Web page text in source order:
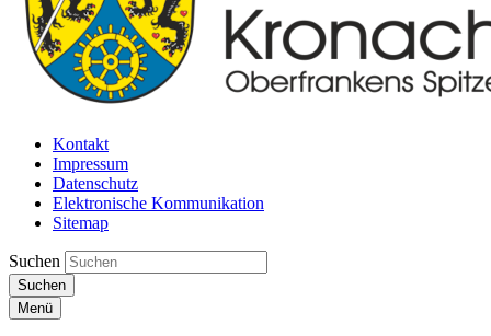
Kontakt
Impressum
Datenschutz
Elektronische Kommunikation
Sitemap
Suchen
Suchen
Menü